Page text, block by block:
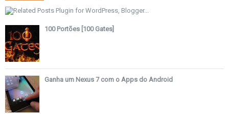
100 Portões [100 Gates]
Ganha um Nexus 7 com o Apps do Android